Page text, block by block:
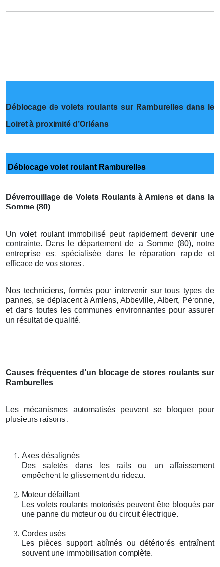
Déblocage de volets roulants sur Ramburelles dans le
Loiret à proximité d’Orléans
Déblocage volet roulant Ramburelles
Déverrouillage de Volets Roulants à Amiens et dans la
Somme (80)
Un volet roulant immobilisé peut rapidement devenir une
contrainte. Dans le département de la Somme (80), notre
entreprise est spécialisée dans le réparation rapide et
efficace de vos stores .
Nos techniciens, formés pour intervenir sur tous types de
pannes, se déplacent à Amiens, Abbeville, Albert, Péronne,
et dans toutes les communes environnantes pour assurer
un résultat de qualité.
Causes fréquentes d’un blocage de stores roulants sur
Ramburelles
Les mécanismes automatisés peuvent se bloquer pour
plusieurs raisons :
Axes désalignés
Des saletés dans les rails ou un affaissement
empêchent le glissement du rideau.
Moteur défaillant
Les volets roulants motorisés peuvent être bloqués par
une panne du moteur ou du circuit électrique.
Cordes usés
Les pièces support abîmés ou détériorés entraînent
souvent une immobilisation complète.